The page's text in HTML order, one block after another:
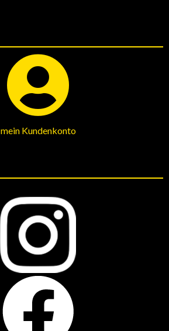
mein Kundenkonto